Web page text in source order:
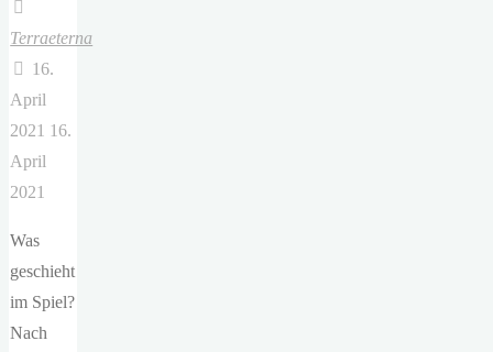
Terraeterna
16.
April
2021 16.
April
2021
Was
geschieht
im Spiel?
Nach